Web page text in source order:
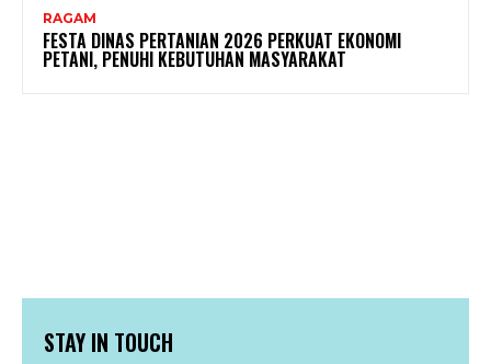
RAGAM
FESTA DINAS PERTANIAN 2026 PERKUAT EKONOMI
PETANI, PENUHI KEBUTUHAN MASYARAKAT
STAY IN TOUCH